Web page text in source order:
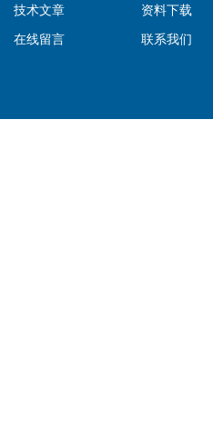
技术文章
资料下载
在线留言
联系我们